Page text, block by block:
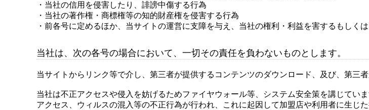
・当社の信用を侵害したり、誹謗中傷する行為
・当社の著作権・商標権等の知的財産権を侵害する行為
・前各号に定めるほか、当サイトの運営に支障を与え、当社の権利・利益を害するもしく
当社は、次の各号の場合において、一切その責任を負わないものとします。
当サイトからリンク等で介し、第三者が提供するコンテンツのダウンロード、及び、第三
当社は不正アクセスや侵入を妨げるためファイヤウォール等、システム安全策を講じてい
アクセス、ウィルスの混入等の不正行為が行われ、これに起因して加盟店や利用者に生じ